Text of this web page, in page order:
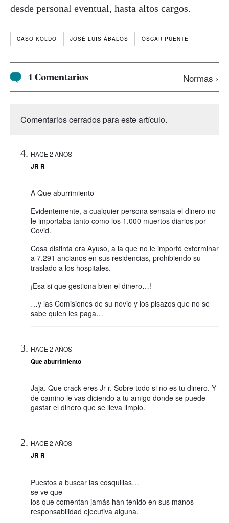
desde personal eventual, hasta altos cargos.
CASO KOLDO JOSÉ LUIS ÁBALOS ÓSCAR PUENTE
4 Comentarios Normas ›
Comentarios cerrados para este artículo.
HACE 2 AÑOS
JR R
A Que aburrimiento
Evidentemente, a cualquier persona sensata el dinero no
le importaba tanto como los 1.000 muertos diarios por
Covid.
Cosa distinta era Ayuso, a la que no le importó exterminar
a 7.291 ancianos en sus residencias, prohibiendo su
traslado a los hospitales.
¡Esa si que gestiona bien el dinero…!
…y las Comisiones de su novio y los pisazos que no se
sabe quien les paga…
HACE 2 AÑOS
Que aburrimiento
Jaja. Que crack eres Jr r. Sobre todo si no es tu dinero. Y
de camino le vas diciendo a tu amigo donde se puede
gastar el dinero que se lleva limpio.
HACE 2 AÑOS
JR R
Puestos a buscar las cosquillas…
se ve que
los que comentan jamás han tenido en sus manos
responsabilidad ejecutiva alguna.